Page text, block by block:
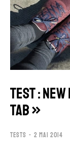
TEST :
TAB »
TESTS 2 MAI 2014